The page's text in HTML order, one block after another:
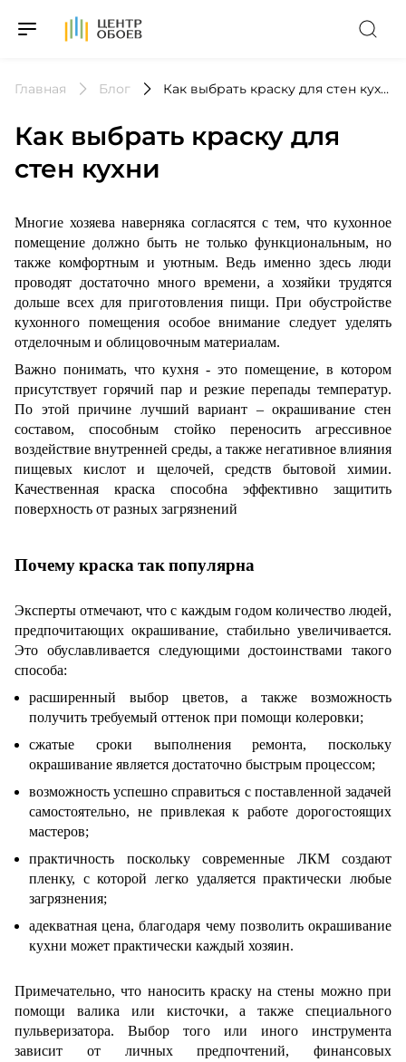
На Главную
Главная Блог Как выбрать краску для стен кухни
Как выбрать краску для
стен кухни
Многие хозяева наверняка согласятся с тем, что кухонное
помещение должно быть не только функциональным, но
также комфортным и уютным. Ведь именно здесь люди
проводят достаточно много времени, а хозяйки трудятся
дольше всех для приготовления пищи. При обустройстве
кухонного помещения особое внимание следует уделять
отделочным и облицовочным материалам.
Важно понимать, что кухня - это помещение, в котором
присутствует горячий пар и резкие перепады температур.
По этой причине лучший вариант – окрашивание стен
составом, способным стойко переносить агрессивное
воздействие внутренней среды, а также негативное влияния
пищевых кислот и щелочей, средств бытовой химии.
Качественная краска способна эффективно защитить
поверхность от разных загрязнений
Почему краска так популярна
Эксперты отмечают, что с каждым годом количество людей,
предпочитающих окрашивание, стабильно увеличивается.
Это обуславливается следующими достоинствами такого
способа:
расширенный выбор цветов, а также возможность
получить требуемый оттенок при помощи колеровки;
сжатые сроки выполнения ремонта, поскольку
окрашивание является достаточно быстрым процессом;
возможность успешно справиться с поставленной задачей
самостоятельно, не привлекая к работе дорогостоящих
мастеров;
практичность поскольку современные ЛКМ создают
пленку, с которой легко удаляется практически любые
загрязнения;
адекватная цена, благодаря чему позволить окрашивание
кухни может практически каждый хозяин.
Примечательно, что наносить краску на стены можно при
помощи валика или кисточки, а также специального
пульверизатора. Выбор того или иного инструмента
зависит от личных предпочтений, финансовых